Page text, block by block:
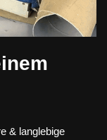
& langlebige